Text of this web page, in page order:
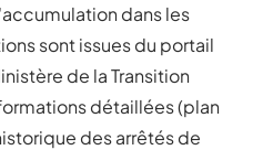
dans les
sont issues du portail
de la Transition
détaillées (plan
des arrêtés de